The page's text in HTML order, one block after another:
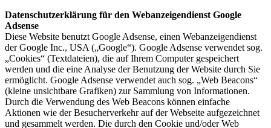
Datenschutzerklärung für den Webanzeigendienst Google
Adsense
Diese Website benutzt Google Adsense, einen Webanzeigendienst
der Google Inc., USA („Google“). Google Adsense verwendet sog.
„Cookies“ (Textdateien), die auf Ihrem Computer gespeichert
werden und die eine Analyse der Benutzung der Website durch Sie
ermöglicht. Google Adsense verwendet auch sog. „Web Beacons“
(kleine unsichtbare Grafiken) zur Sammlung von Informationen.
Durch die Verwendung des Web Beacons können einfache
Aktionen wie der Besucherverkehr auf der Webseite aufgezeichnet
und gesammelt werden. Die durch den Cookie und/oder Web